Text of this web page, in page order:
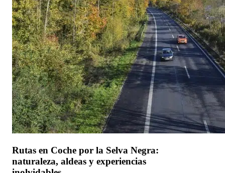
Rutas en Coche por la Selva Negra:
naturaleza, aldeas y experiencias